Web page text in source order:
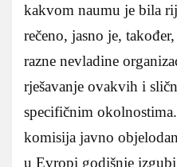
kakvom naumu je bila
rečeno, jasno je,
razne nevladine
rješavanje ovakvih i
specifičnim
komisija javno
u Evropi godišnje